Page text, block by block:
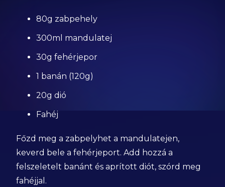
80g zabpehely
300ml mandulatej
30g fehérjepor
1 banán (120g)
20g dió
Fahéj
Főzd meg a zabpelyhet a mandulatejen,
keverd bele a fehérjeport. Add hozzá a
felszeletelt banánt és aprított diót, szórd meg
fahéjjal.